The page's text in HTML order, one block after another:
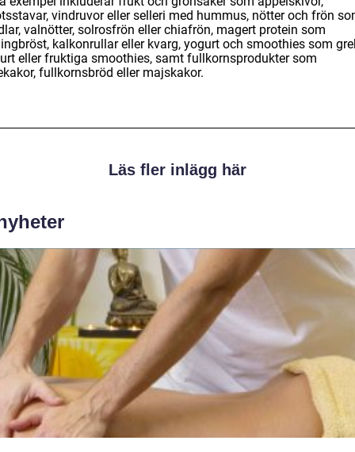
vindruvor eller selleri med hummus, nötter och frön
valnötter, solrosfrön eller chiafrön, magert protein som
kalkonrullar eller kvarg, yogurt och smoothies som
eller fruktiga smoothies, samt fullkornsprodukter som
fullkornsbröd eller majskakor.
Läs fler inlägg här